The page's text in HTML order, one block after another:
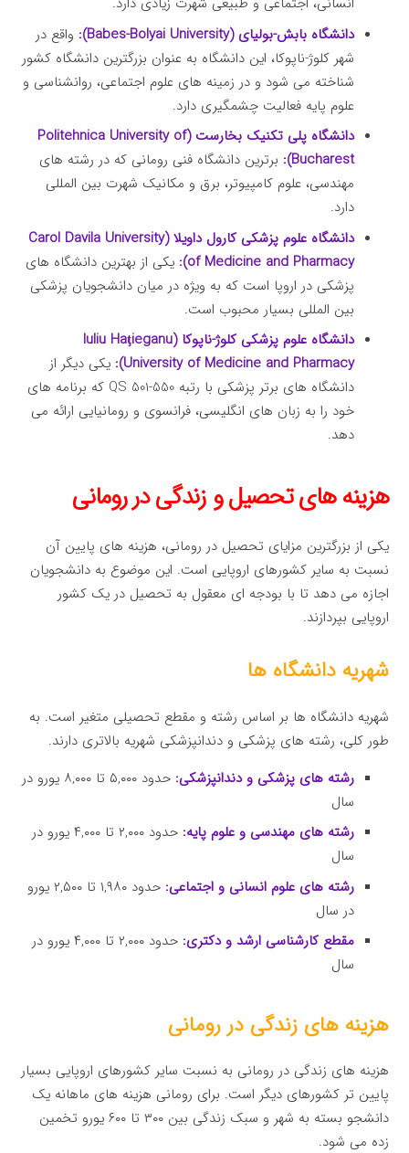
دانشگاه بابش-بولیای (Babes-Bolyai University):
واقع در
شهر کلوژ-ناپوکا، این دانشگاه به عنوان بزرگترین دانشگاه کشور
شناخته می شود و در زمینه های علوم اجتماعی، روانشناسی و
علوم پایه فعالیت چشمگیری دارد.
دانشگاه پلی تکنیک بخارست (Politehnica University of
Bucharest):
برترین دانشگاه فنی رومانی که در رشته های
مهندسی، علوم کامپیوتر، برق و مکانیک شهرت بین المللی
دارد.
دانشگاه علوم پزشکی کارول داویلا (Carol Davila University
of Medicine and Pharmacy): یکی از بهترین دانشگاه های
پزشکی در اروپا است که به ویژه در میان دانشجویان پزشکی
بین المللی بسیار محبوب است.
دانشگاه علوم پزشکی کلوژ-ناپوکا (Iuliu Haţieganu
University of Medicine and Pharmacy): یکی دیگر از
دانشگاه های برتر پزشکی با رتبه QS 501-550 که برنامه های
خود را به زبان های انگلیسی، فرانسوی و رومانیایی ارائه می
دهد.
هزینه های تحصیل و زندگی در رومانی
یکی از بزرگترین مزایای تحصیل در رومانی، هزینه های پایین آن
نسبت به سایر کشورهای اروپایی است. این موضوع به دانشجویان
اجازه می دهد تا با بودجه ای معقول به تحصیل در یک کشور
اروپایی بپردازند.
شهریه دانشگاه ها
شهریه دانشگاه ها بر اساس رشته و مقطع تحصیلی متغیر است. به
طور کلی، رشته های پزشکی و دندانپزشکی شهریه بالاتری دارند.
رشته های پزشکی و دندانپزشکی:
حدود ۵,۰۰۰ تا ۸,۰۰۰ یورو در
سال
رشته های مهندسی و علوم پایه:
حدود ۲,۰۰۰ تا ۴,۰۰۰ یورو در
سال
رشته های علوم انسانی و اجتماعی:
حدود ۱,۹۸۰ تا ۲,۵۰۰ یورو
در سال
مقطع کارشناسی ارشد و دکتری:
حدود ۲,۰۰۰ تا ۴,۰۰۰ یورو در
سال
هزینه های زندگی در رومانی
هزینه های زندگی در رومانی به نسبت سایر کشورهای اروپایی بسیار
پایین تر کشورهای دیگر است. برای رومانی هزینه های ماهانه یک
دانشجو بسته به شهر و سبک زندگی بین ۳۰۰ تا ۶۰۰ یورو تخمین
زده می شود.